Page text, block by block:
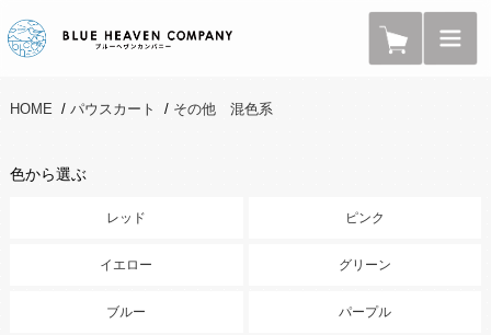
HOME / パウスカート / その他 混色系
色から選ぶ
レッド ピンク
イエロー グリーン
ブルー パープル